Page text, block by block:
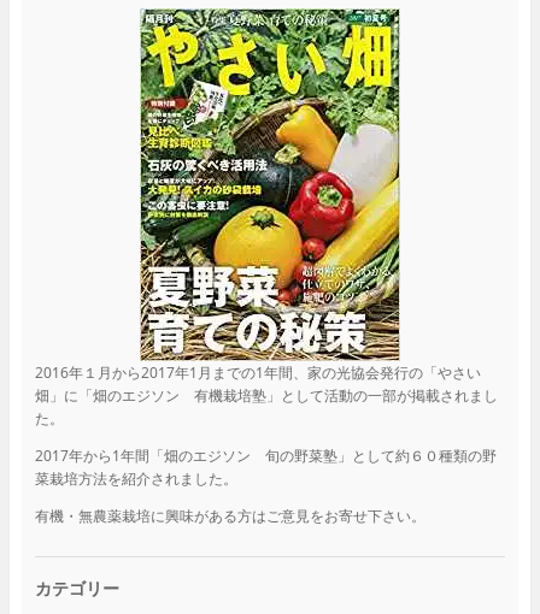
2016年１月から2017年1月までの1年間、家の光協会発行の「やさい
畑」に「畑のエジソン 有機栽培塾」として活動の一部が掲載されまし
た。
2017年から1年間「畑のエジソン 旬の野菜塾」として約６０種類の野
菜栽培方法を紹介されました。
有機・無農薬栽培に興味がある方はご意見をお寄せ下さい。
カテゴリー